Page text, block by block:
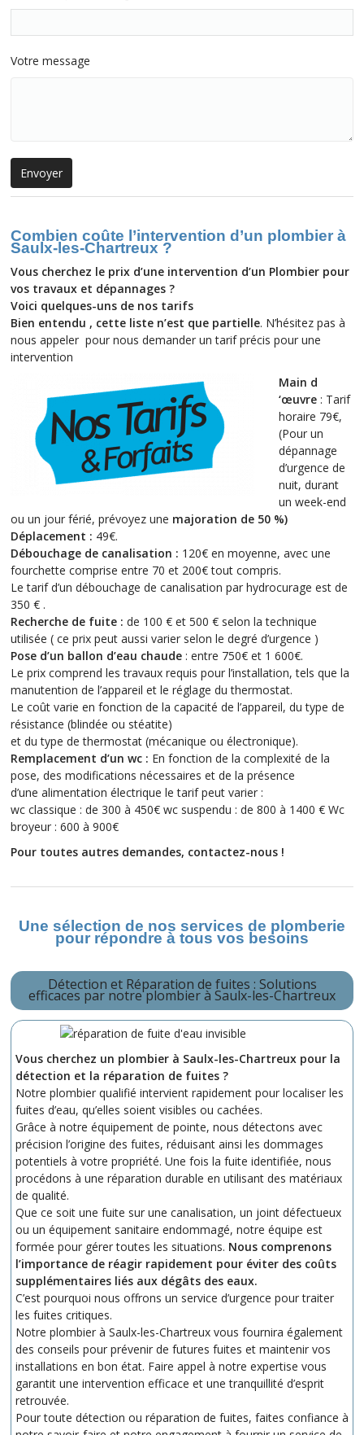
Votre message
Combien coûte l’intervention d’un plombier à
Saulx-les-Chartreux ?
Vous cherchez le prix d’une intervention d’un Plombier pour
vos travaux et dépannages ?
Voici quelques-uns de nos tarifs
Bien entendu , cette liste n’est que partielle. N’hésitez pas à
nous appeler pour nous demander un tarif précis pour une
intervention
Main d
‘œuvre : Tarif
horaire 79€,
(Pour un
dépannage
d’urgence de
nuit, durant
un week-end
ou un jour férié, prévoyez une majoration de 50 %)
Déplacement : 49€.
Débouchage de canalisation : 120€ en moyenne, avec une
fourchette comprise entre 70 et 200€ tout compris.
Le tarif d’un débouchage de canalisation par hydrocurage est de
350 € .
Recherche de fuite : de 100 € et 500 € selon la technique
utilisée ( ce prix peut aussi varier selon le degré d’urgence )
Pose d’un ballon d’eau chaude : entre 750€ et 1 600€.
Le prix comprend les travaux requis pour l’installation, tels que la
manutention de l’appareil et le réglage du thermostat.
Le coût varie en fonction de la capacité de l’appareil, du type de
résistance (blindée ou stéatite)
et du type de thermostat (mécanique ou électronique).
Remplacement d’un wc : En fonction de la complexité de la
pose, des modifications nécessaires et de la présence
d’une alimentation électrique le tarif peut varier :
wc classique : de 300 à 450€ wc suspendu : de 800 à 1400 € Wc
broyeur : 600 à 900€
Pour toutes autres demandes, contactez-nous !
Une sélection de nos services de plomberie
pour répondre à tous vos besoins
Détection et Réparation de fuites : Solutions
efficaces par notre plombier à Saulx-les-Chartreux
Vous cherchez un plombier à Saulx-les-Chartreux pour la
détection et la réparation de fuites ?
Notre plombier qualifié intervient rapidement pour localiser les
fuites d’eau, qu’elles soient visibles ou cachées.
Grâce à notre équipement de pointe, nous détectons avec
précision l’origine des fuites, réduisant ainsi les dommages
potentiels à votre propriété. Une fois la fuite identifiée, nous
procédons à une réparation durable en utilisant des matériaux
de qualité.
Que ce soit une fuite sur une canalisation, un joint défectueux
ou un équipement sanitaire endommagé, notre équipe est
formée pour gérer toutes les situations. Nous comprenons
l’importance de réagir rapidement pour éviter des coûts
supplémentaires liés aux dégâts des eaux.
C’est pourquoi nous offrons un service d’urgence pour traiter
les fuites critiques.
Notre plombier à Saulx-les-Chartreux vous fournira également
des conseils pour prévenir de futures fuites et maintenir vos
installations en bon état. Faire appel à notre expertise vous
garantit une intervention efficace et une tranquillité d’esprit
retrouvée.
Pour toute détection ou réparation de fuites, faites confiance à